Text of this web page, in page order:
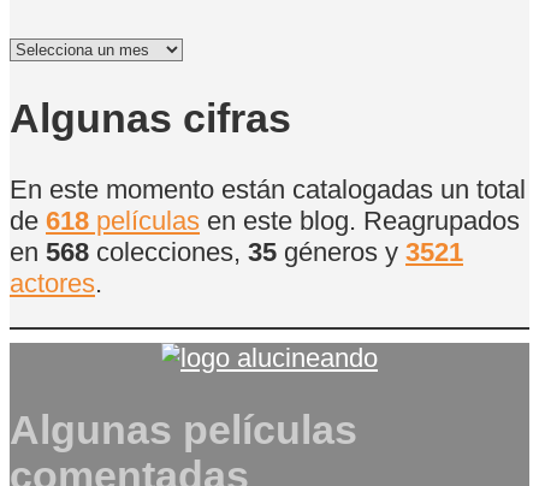
Archivo
Películas
Algunas cifras
En este momento están catalogadas un total
de 618 películas en este blog. Reagrupados
en 568 colecciones, 35 géneros y 3521
actores.
Algunas películas
comentadas